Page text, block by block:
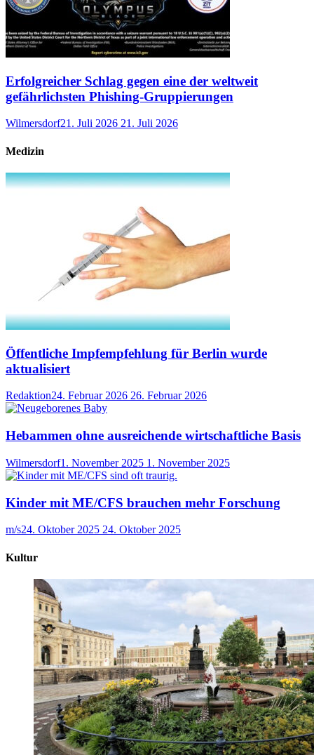
Erfolgreicher Schlag gegen eine der weltweit
gefährlichsten Phishing-Gruppierungen
Wilmersdorf21. Juli 2026 21. Juli 2026
Medizin
Öffentliche Impfempfehlung für Berlin wurde
aktualisiert
Redaktion24. Februar 2026 26. Februar 2026
Hebammen ohne ausreichende wirtschaftliche Basis
Wilmersdorf1. November 2025 1. November 2025
Kinder mit ME/CFS brauchen mehr Forschung
m/s24. Oktober 2025 24. Oktober 2025
Kultur